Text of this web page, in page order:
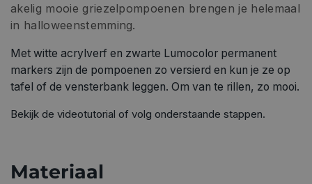
akelig mooie griezelpompoenen brengen je helemaal
in halloweenstemming.
Met witte acrylverf en zwarte Lumocolor permanent
markers zijn de pompoenen zo versierd en kun je ze op
tafel of de vensterbank leggen. Om van te rillen, zo mooi.
Bekijk de videotutorial of volg onderstaande stappen.
Materiaal